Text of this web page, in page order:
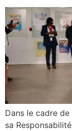
Dans le cadre
sa